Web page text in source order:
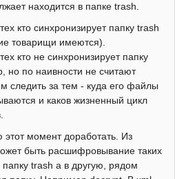
находится в папке trash.
кто синхронизирует папку trash
товарищи имеются).
кто не синхронизирует папку
но по наивности не считают
следить за тем - куда его файлы
и каков жизненный цикл
этот момент доработать. Из
быть расшифровывание таких
trash а в другую, рядом